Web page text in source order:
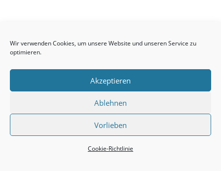
Wir verwenden Cookies, um unsere Website und unseren Service zu
optimieren.
Akzeptieren
Ablehnen
Vorlieben
Cookie-Richtlinie